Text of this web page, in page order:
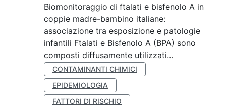
Biomonitoraggio di ftalati e bisfenolo A in
coppie madre-bambino italiane:
associazione tra esposizione e patologie
infantili Ftalati e Bisfenolo A (BPA) sono
composti diffusamente utilizzati...
CONTAMINANTI CHIMICI
EPIDEMIOLOGIA
FATTORI DI RISCHIO